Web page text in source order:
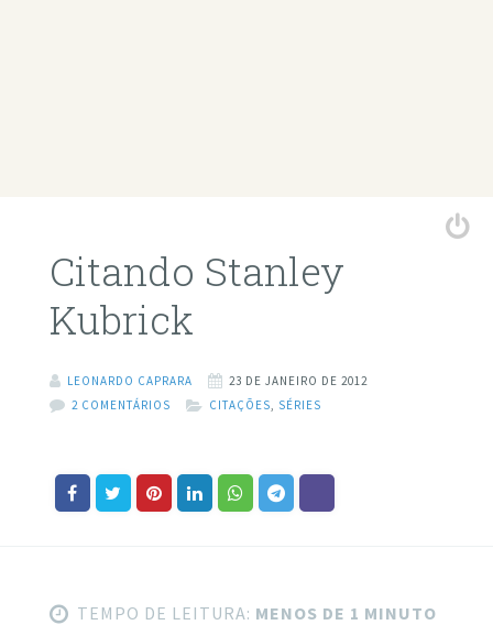
Citando Stanley
Kubrick
LEONARDO CAPRARA
23 DE JANEIRO DE 2012
2 COMENTÁRIOS
CITAÇÕES SÉRIES
TEMPO DE LEITURA: MENOS DE 1 MINUTO